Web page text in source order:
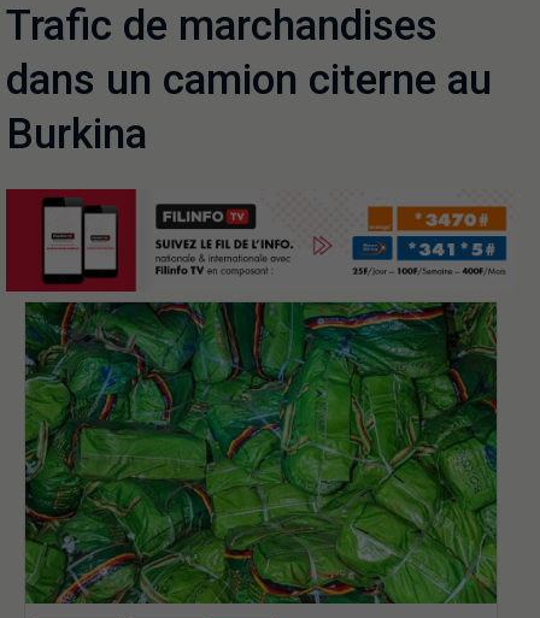
Trafic de marchandises
dans un camion citerne au
Burkina